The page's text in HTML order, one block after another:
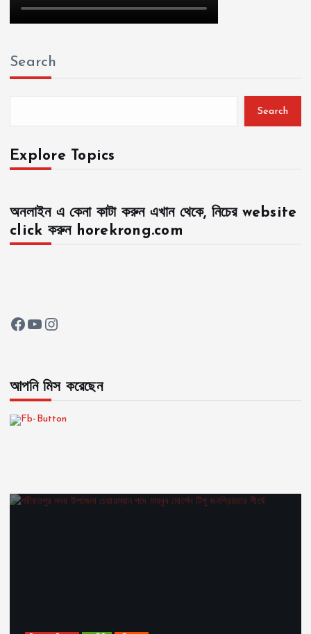
Search
Search
Explore Topics
অনলাইন এ কেনা কাটা করুন এখান থেকে, নিচের website
click করুন horekrong.com
Facebook YouTube Instagram
আপনি মিস করেছেন